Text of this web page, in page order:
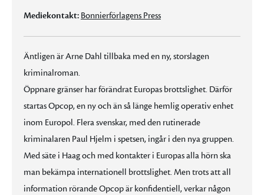
Mediekontakt: Bonnierförlagens Press
Äntligen är Arne Dahl tillbaka med en ny, storslagen
kriminalroman.
Öppnare gränser har förändrat Europas brottslighet. Därför
startas Opcop, en ny och än så länge hemlig operativ enhet
inom Europol. Flera svenskar, med den rutinerade
kriminalaren Paul Hjelm i spetsen, ingår i den nya gruppen.
Med säte i Haag och med kontakter i Europas alla hörn ska
man bekämpa internationell brottslighet. Men trots att all
information rörande Opcop är konfidentiell, verkar någon